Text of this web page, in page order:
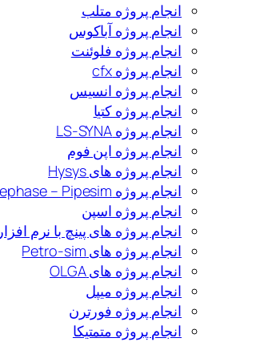
انجام پروژه متلب
انجام پروژه آباکوس
انجام پروژه فلوئنت
انجام پروژه cfx
انجام پروژه انسیس
انجام پروژه کتیا
انجام پروژه LS-SYNA
انجام پروژه اپن فوم
انجام پروژه های Hysys
انجام پروژه Pipephase – Pipesim
انجام پروژه اسپن
انجام پروژه های پینچ با نرم افزار Aspen pinch
انجام پروژه های Petro-sim
انجام پروژه های OLGA
انجام پروژه میپل
انجام پروژه فورترن
انجام پروژه متمتیکا